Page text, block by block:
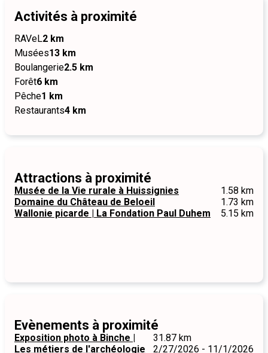
Activités à proximité
RAVeL2 km
Musées13 km
Boulangerie2.5 km
Forêt6 km
Pêche1 km
Restaurants4 km
Attractions à proximité
Musée de la Vie rurale à Huissignies
1.58 km
Domaine du Château de Beloeil
1.73 km
Wallonie picarde | La Fondation Paul Duhem
5.15 km
Evènements à proximité
Exposition photo à Binche |
Les métiers de l'archéologie
31.87 km
2/27/2026 - 11/1/2026